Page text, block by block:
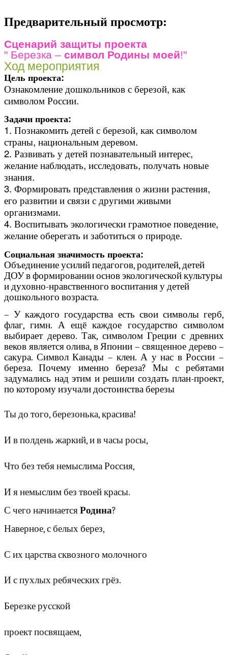
Предварительный просмотр:
Сценарий защиты проекта
" Березка – символ Родины моей!"
Ход мероприятия
Цель проекта:
Ознакомление дошкольников с березой, как
символом России.
Задачи проекта:
1. Познакомить детей с березой, как символом
страны, национальным деревом.
2. Развивать у детей познавательный интерес,
желание наблюдать, исследовать, получать новые
знания.
3. Формировать представления о жизни растения,
его развитии и связи с другими живыми
организмами.
4. Воспитывать экологически грамотное поведение,
желание оберегать и заботиться о природе.
Социальная значимость проекта:
Объединение усилий педагогов, родителей, детей
ДОУ в формировании основ экологической культуры
и духовно-нравственного воспитания у детей
дошкольного возраста.
– У каждого государства есть свои символы герб,
флаг, гимн. А ещё каждое государство символом
выбирает дерево. Так, символом Греции с древних
веков является олива, в Японии – священное дерево –
сакура. Символ Канады – клен. А у нас в России –
береза. Почему именно береза? Мы с ребятами
задумались над этим и решили создать план-проект,
по которому изучали достоинства березы
Ты до того, березонька, красива!
И в полдень жаркий, и в часы росы,
Что без тебя немыслима Россия,
И я немыслим без твоей красы.
С чего начинаетсяРодина?
Наверное, с белых берез,
С их царства сквозного молочного
И с пухлых ребяческих грёз.
Березке русской
проект посвящаем,